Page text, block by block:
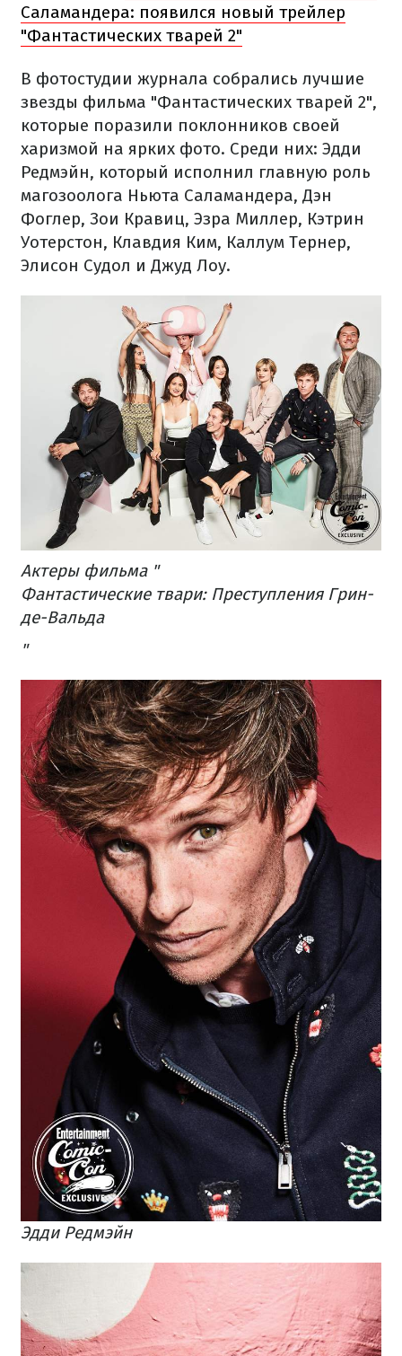
Саламандера: появился новый трейлер
"Фантастических тварей 2"
В фотостудии журнала собрались лучшие
звезды фильма "Фантастических тварей 2",
которые поразили поклонников своей
харизмой на ярких фото. Среди них: Эдди
Редмэйн, который исполнил главную роль
магозоолога Ньюта Саламандера, Дэн
Фоглер, Зои Кравиц, Эзра Миллер, Кэтрин
Уотерстон, Клавдия Ким, Каллум Тернер,
Элисон Судол и Джуд Лоу.
Актеры фильма "
Фантастические твари: Преступления Грин-
де-Вальда
"
Эдди Редмэйн